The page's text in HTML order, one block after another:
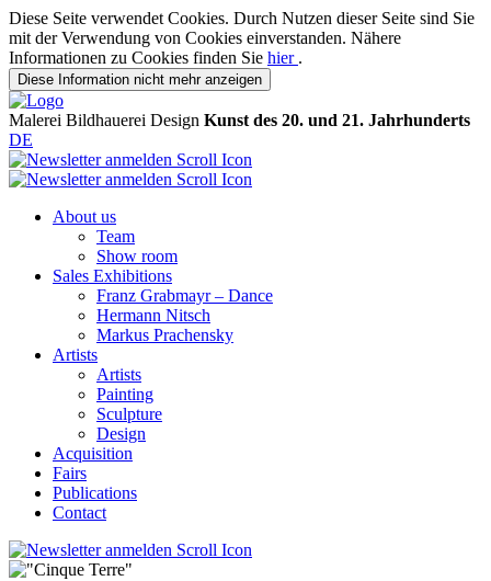
Diese Seite verwendet Cookies. Durch Nutzen dieser Seite sind Sie
mit der Verwendung von Cookies einverstanden. Nähere
Informationen zu Cookies finden Sie hier .
Diese Information nicht mehr anzeigen
Malerei Bildhauerei Design Kunst des 20. und 21. Jahrhunderts
DE
About us
Team
Show room
Sales Exhibitions
Franz Grabmayr – Dance
Hermann Nitsch
Markus Prachensky
Artists
Artists
Painting
Sculpture
Design
Acquisition
Fairs
Publications
Contact